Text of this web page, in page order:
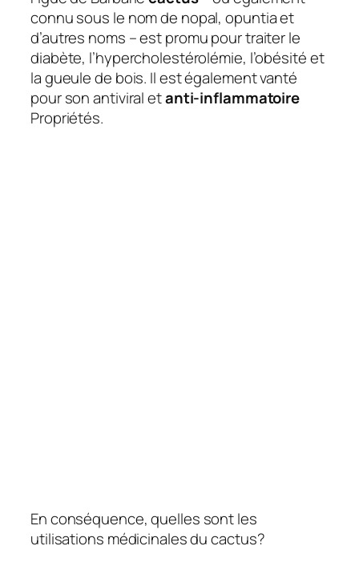
connu sous le nom de nopal, opuntia et
d’autres noms – est promu pour traiter le
diabète, l’hypercholestérolémie, l’obésité et
la gueule de bois. Il est également vanté
pour son antiviral etanti-inflammatoire
Propriétés.
En conséquence, quelles sont les
utilisations médicinales du cactus?